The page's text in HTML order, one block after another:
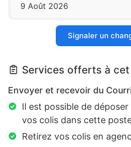
9 Août 2026
Signaler un
Services offerts à
Envoyer et recevoir du
Il est possible de
vos colis dans cette
Retirez vos colis en